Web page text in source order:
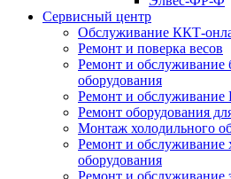
Сервисный центр
Обслуживание ККТ-
Ремонт и поверка весов
Ремонт и обслуживание
оборудования
Ремонт и обслуживание
Ремонт оборудования
Монтаж холодильного
Ремонт и обслуживание
оборудования
Ремонт и обслуживание